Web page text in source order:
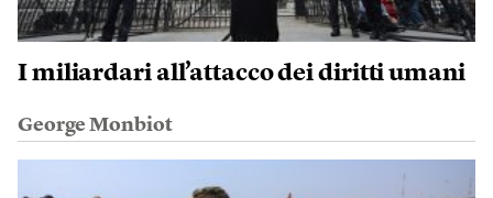
I miliardari all’attacco dei diritti umani
George Monbiot